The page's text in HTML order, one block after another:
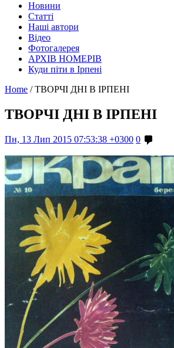
Новини
Статті
Наші автори
Відео
Фотогалерея
АРХІВ НОМЕРІВ
Куди піти в Ірпені
Home / ТВОРЧІ ДНІ В ІРПЕНІ
ТВОРЧІ ДНІ В ІРПЕНІ
Пн, 13 Лип 2015 07:53:38 +0300 0